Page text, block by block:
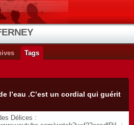
Tags
l’eau .C’est un cordial qui guérit
Délices :